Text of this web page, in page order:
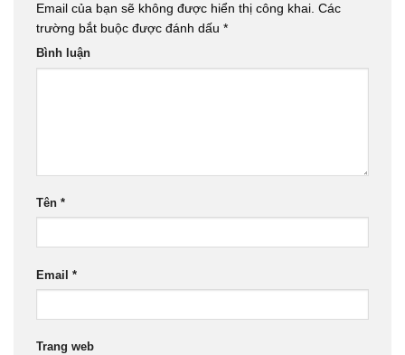
Email của bạn sẽ không được hiển thị công khai. Các
trường bắt buộc được đánh dấu *
Bình luận
Tên *
Email *
Trang web